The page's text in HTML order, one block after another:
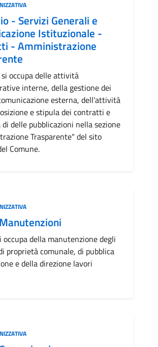
- Servizi Generali e
Istituzionale -
- Amministrazione
occupa delle attività
interne, della gestione dei
esterna, dell'attività
e stipula dei contratti e
delle pubblicazioni nella sezione
Trasparente" del sito
Comune.
occupa della manutenzione degli
proprietà comunale, di pubblica
e della direzione lavori